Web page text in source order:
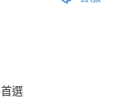
選